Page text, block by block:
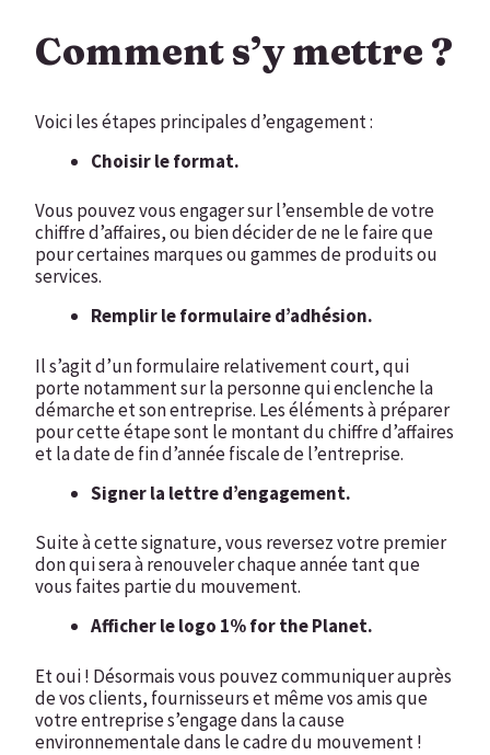
Comment s’y mettre ?
Voici les étapes principales d’engagement :
Choisir le format.
Vous pouvez vous engager sur l’ensemble de votre
chiffre d’affaires, ou bien décider de ne le faire que
pour certaines marques ou gammes de produits ou
services.
Remplir le formulaire d’adhésion.
Il s’agit d’un formulaire relativement court, qui
porte notamment sur la personne qui enclenche la
démarche et son entreprise. Les éléments à préparer
pour cette étape sont le montant du chiffre d’affaires
et la date de fin d’année fiscale de l’entreprise.
Signer la lettre d’engagement.
Suite à cette signature, vous reversez votre premier
don qui sera à renouveler chaque année tant que
vous faites partie du mouvement.
Afficher le logo 1% for the Planet.
Et oui ! Désormais vous pouvez communiquer auprès
de vos clients, fournisseurs et même vos amis que
votre entreprise s’engage dans la cause
environnementale dans le cadre du mouvement !